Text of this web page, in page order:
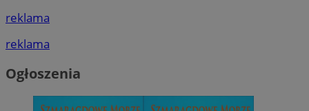
reklama
reklama
Ogłoszenia